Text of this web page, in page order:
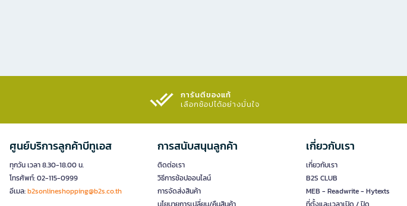
การันตีของแท้
เลือกช้อปได้อย่างมั่นใจ​
ศูนย์บริการลูกค้าบีทูเอส
ทุกวัน เวลา 8.30-18.00 น.
โทรศัพท์: 02-115-0999
อีเมล:b2sonlineshopping@b2s.co.th
การสนับสนุนลูกค้า
ติดต่อเรา
วิธีการช้อปออนไลน์
การจัดส่งสินค้า
เกี่ยวกับเรา
เกี่ยวกับเรา
B2S CLUB
MEB - Readwrite - Hytexts